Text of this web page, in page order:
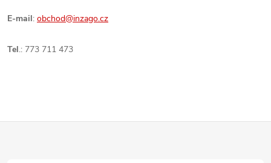
E-mail: obchod@inzago.cz
Tel.: 773 711 473